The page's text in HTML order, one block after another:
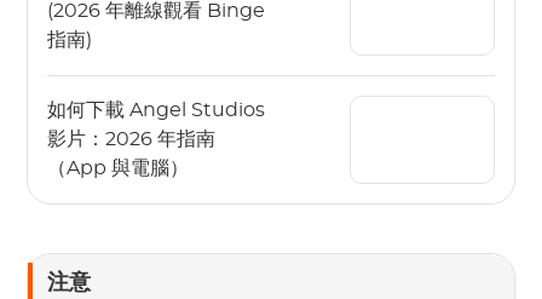
(2026 年離線觀看 Binge
指南)
如何下載 Angel Studios
影片：2026 年指南
（App 與電腦）
注意